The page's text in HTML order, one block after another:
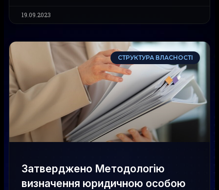
19.09.2023
СТРУКТУРА ВЛАСНОСТІ
Затверджено Методологію
визначення юридичною особою